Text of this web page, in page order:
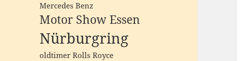
Mercedes Benz
Motor Show Essen
Nürburgring
oldtimerRolls Royce